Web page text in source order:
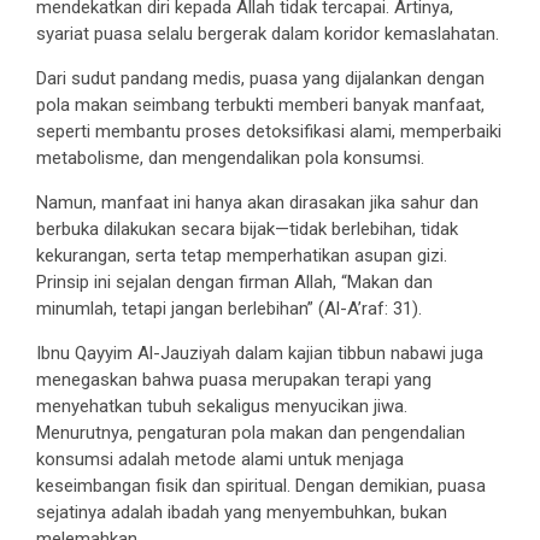
mendekatkan diri kepada Allah tidak tercapai. Artinya,
syariat puasa selalu bergerak dalam koridor kemaslahatan.
Dari sudut pandang medis, puasa yang dijalankan dengan
pola makan seimbang terbukti memberi banyak manfaat,
seperti membantu proses detoksifikasi alami, memperbaiki
metabolisme, dan mengendalikan pola konsumsi.
Namun, manfaat ini hanya akan dirasakan jika sahur dan
berbuka dilakukan secara bijak—tidak berlebihan, tidak
kekurangan, serta tetap memperhatikan asupan gizi.
Prinsip ini sejalan dengan firman Allah, “Makan dan
minumlah, tetapi jangan berlebihan” (Al-A’raf: 31).
Ibnu Qayyim Al-Jauziyah dalam kajian tibbun nabawi juga
menegaskan bahwa puasa merupakan terapi yang
menyehatkan tubuh sekaligus menyucikan jiwa.
Menurutnya, pengaturan pola makan dan pengendalian
konsumsi adalah metode alami untuk menjaga
keseimbangan fisik dan spiritual. Dengan demikian, puasa
sejatinya adalah ibadah yang menyembuhkan, bukan